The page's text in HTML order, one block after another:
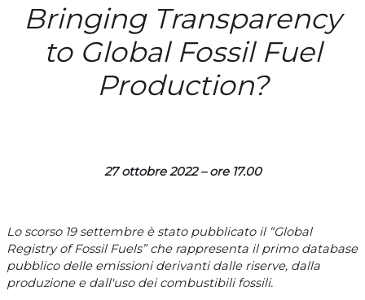
Bringing Transparency
to Global Fossil Fuel
Production?
27 ottobre 2022 – ore 17.00
Lo scorso 19 settembre è stato pubblicato il “Global
Registry of Fossil Fuels” che rappresenta il primo database
pubblico delle emissioni derivanti dalle riserve, dalla
produzione e dall'uso dei combustibili fossili.